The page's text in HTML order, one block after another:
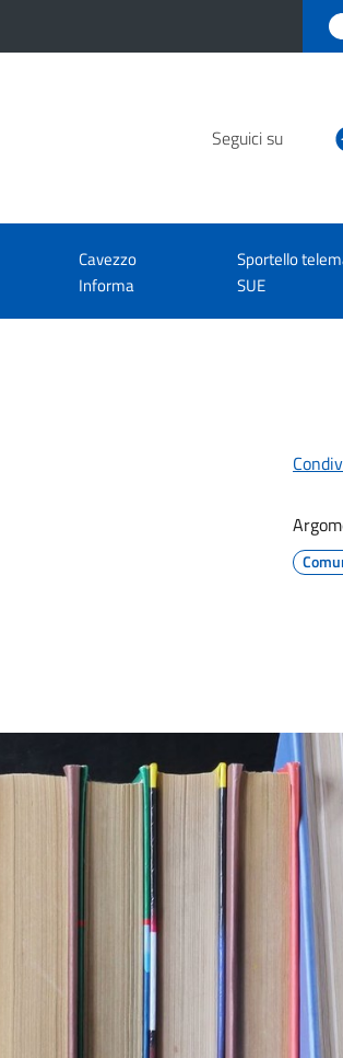
Seguici su
Cavezzo
Informa
Sportello
SUE